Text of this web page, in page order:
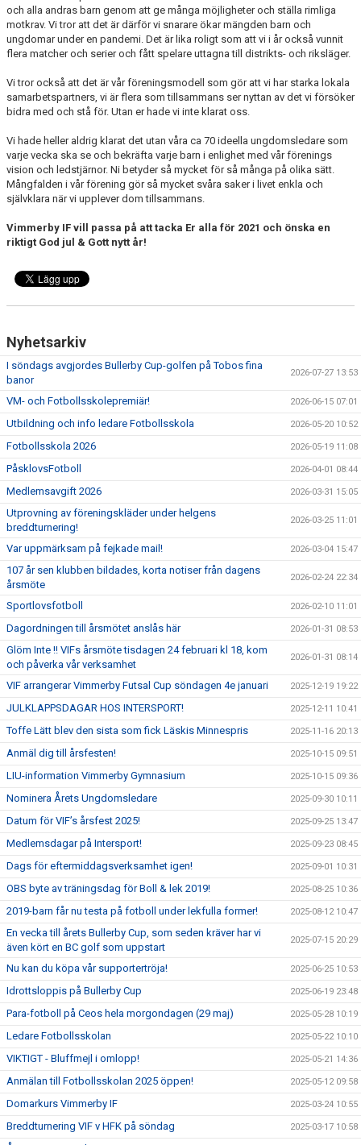
och alla andras barn genom att ge många möjligheter och ställa rimliga
motkrav. Vi tror att det är därför vi snarare ökar mängden barn och
ungdomar under en pandemi. Det är lika roligt som att vi i år också vunnit
flera matcher och serier och fått spelare uttagna till distrikts- och riksläger.
Vi tror också att det är vår föreningsmodell som gör att vi har starka lokala
samarbetspartners, vi är flera som tillsammans ser nyttan av det vi försöker
bidra med och stå för. Utan er hade vi inte klarat oss.
Vi hade heller aldrig klarat det utan våra ca 70 ideella ungdomsledare som
varje vecka ska se och bekräfta varje barn i enlighet med vår förenings
vision och ledstjärnor. Ni betyder så mycket för så många på olika sätt.
Mångfalden i vår förening gör så mycket svåra saker i livet enkla och
självklara när vi upplever dom tillsammans.
Vimmerby IF vill passa på att tacka Er alla för 2021 och önska en
riktigt God jul & Gott nytt år!
Nyhetsarkiv
I söndags avgjordes Bullerby Cup-golfen på Tobos fina
banor
2026-07-27 13:53
VM- och Fotbollsskolepremiär! 2026-06-15 07:01
Utbildning och info ledare Fotbollsskola 2026-05-20 10:52
Fotbollsskola 2026 2026-05-19 11:08
PåsklovsFotboll 2026-04-01 08:44
Medlemsavgift 2026 2026-03-31 15:05
Utprovning av föreningskläder under helgens
breddturnering!
2026-03-25 11:01
Var uppmärksam på fejkade mail! 2026-03-04 15:47
107 år sen klubben bildades, korta notiser från dagens
årsmöte
2026-02-24 22:34
Sportlovsfotboll 2026-02-10 11:01
Dagordningen till årsmötet anslås här 2026-01-31 08:53
Glöm Inte !! VIFs årsmöte tisdagen 24 februari kl 18, kom
och påverka vår verksamhet
2026-01-31 08:14
VIF arrangerar Vimmerby Futsal Cup söndagen 4e januari 2025-12-19 19:22
JULKLAPPSDAGAR HOS INTERSPORT! 2025-12-11 10:41
Toffe Lätt blev den sista som fick Läskis Minnespris 2025-11-16 20:13
Anmäl dig till årsfesten! 2025-10-15 09:51
LIU-information Vimmerby Gymnasium 2025-10-15 09:36
Nominera Årets Ungdomsledare 2025-09-30 10:11
Datum för VIF’s årsfest 2025! 2025-09-25 13:47
Medlemsdagar på Intersport! 2025-09-23 08:45
Dags för eftermiddagsverksamhet igen! 2025-09-01 10:31
OBS byte av träningsdag för Boll & lek 2019! 2025-08-25 10:36
2019-barn får nu testa på fotboll under lekfulla former! 2025-08-12 10:47
En vecka till årets Bullerby Cup, som seden kräver har vi
även kört en BC golf som uppstart
2025-07-15 20:29
Nu kan du köpa vår supportertröja! 2025-06-25 10:53
Idrottsloppis på Bullerby Cup 2025-06-19 23:48
Para-fotboll på Ceos hela morgondagen (29 maj) 2025-05-28 10:19
Ledare Fotbollsskolan 2025-05-22 10:10
VIKTIGT - Bluffmejl i omlopp! 2025-05-21 14:36
Anmälan till Fotbollsskolan 2025 öppen! 2025-05-12 09:58
Domarkurs Vimmerby IF 2025-03-24 10:55
Breddturnering VIF v HFK på söndag 2025-03-17 10:58